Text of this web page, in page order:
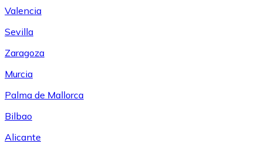
Valencia
Sevilla
Zaragoza
Murcia
Palma de Mallorca
Bilbao
Alicante